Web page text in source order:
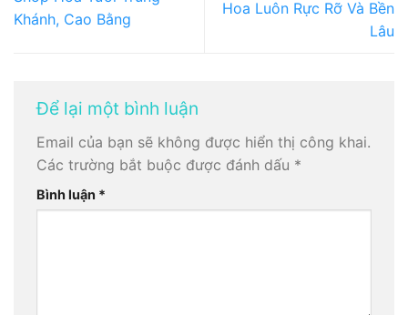
Khánh, Cao Bằng
Hoa Luôn Rực Rỡ Và Bền
Lâu
Để lại một bình luận
Email của bạn sẽ không được hiển thị công khai.
Các trường bắt buộc được đánh dấu *
Bình luận *